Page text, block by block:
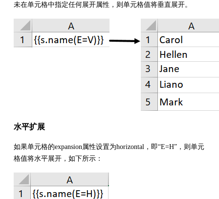
未在单元格中指定任何展开属性，则单元格值将垂直展开。
水平扩展
如果单元格的expansion属性设置为horizontal，即“E=H”，则单元
格值将水平展开，如下所示：